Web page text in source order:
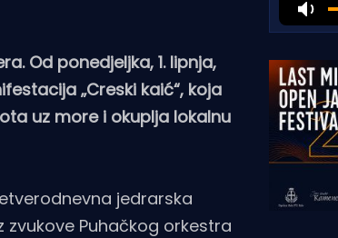
Od ponedjeljka, 1. lipnja,
„Creski kaić“, koja
uz more i okuplja lokalnu
jedrarska
Puhačkog orkestra